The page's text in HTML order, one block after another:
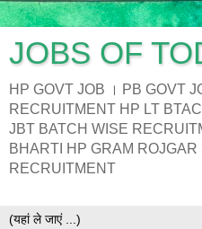
JOBS OF
HP GOVT JOB । PB GOVT
RECRUITMENT HP LT
JBT BATCH WISE
BHARTI HP GRAM
RECRUITMENT